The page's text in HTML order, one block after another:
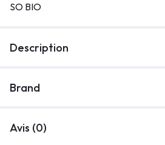
SO BIO
Description
Brand
Avis (0)